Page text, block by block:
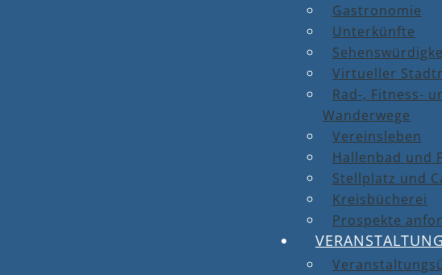
Gastronomie
Unterkünfte
Virtueller
Rad-, Fitness-
Wanderwege
Vereinsleben
Hallenbad und
Stellplatz und
Kreisbücherei
Prospekte